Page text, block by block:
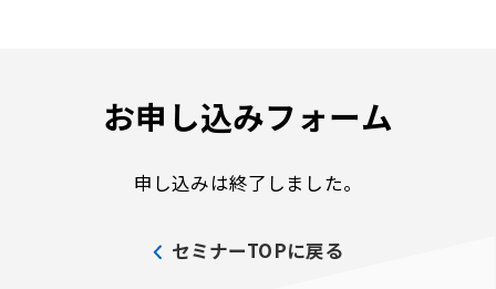
お申し込みフォーム
申し込みは終了しました。
セミナーTOPに戻る